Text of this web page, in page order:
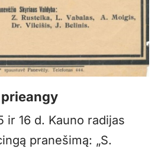
ir 16 d. Kauno radijas
pranešimą: „S.